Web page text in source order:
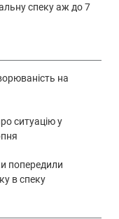
спеку аж до 7
на
ситуацію у
попередили
в спеку